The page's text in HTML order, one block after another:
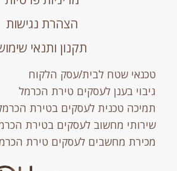
הצהרת נגישות
תקנון ותנאי
טכנאי שטח לבית/עסק הלקוח
גיבוי בענן לעסקים טירת הכרמל
תמיכה טכנית לעסקים בטירת
שירותי מחשוב לעסקים בטירת
מכירת מחשבים לעסקים טירת